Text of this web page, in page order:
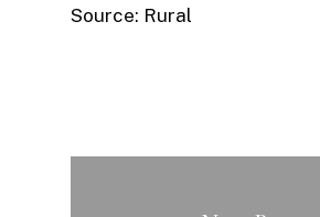
Source: Rural